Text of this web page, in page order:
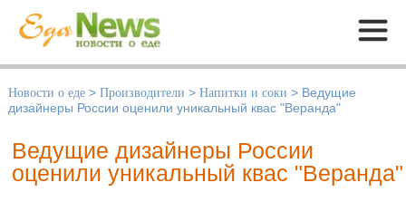
Меню
Новости о еде > Производители > Напитки и соки > Ведущие
дизайнеры России оценили уникальный квас "Веранда"
Ведущие дизайнеры России
оценили уникальный квас "Веранда"